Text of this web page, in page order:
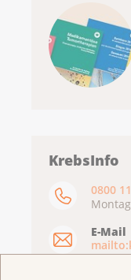
KrebsInfo
0800
E-Mail